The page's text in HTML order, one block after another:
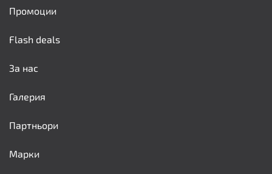
Промоции
Flash deals
За нас
Галерия
Партньори
Марки